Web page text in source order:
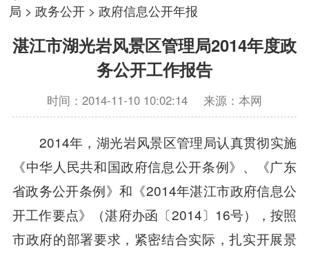
局 >政务公开 >政府信息公开年报
湛江市湖光岩风景区管理局2014年度政
务公开工作报告
时间：2014-11-10 10:02:14 来源：本网
2014年，湖光岩风景区管理局认真贯彻实施
《中华人民共和国政府信息公开条例》、《广东
省政务公开条例》和《2014年湛江市政府信息公
开工作要点》（湛府办函〔2014〕16号），按照
市政府的部署要求，紧密结合实际，扎实开展景